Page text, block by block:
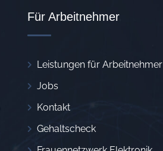
Für Arbeitnehmer
Leistungen für Arbeitnehmer
Jobs
Kontakt
Gehaltscheck